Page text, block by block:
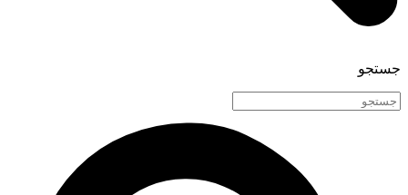
جستجو